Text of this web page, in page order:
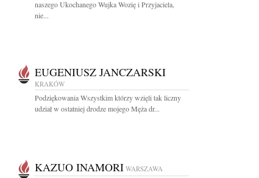
naszego Ukochanego Wujka Wozię i Przyjaciela,
nie...
EUGENIUSZ JANCZARSKI
KRAKÓW
Podziękowania Wszystkim którzy wzięli tak liczny
udział w ostatniej drodze mojego Męża dr...
KAZUO INAMORI WARSZAWA